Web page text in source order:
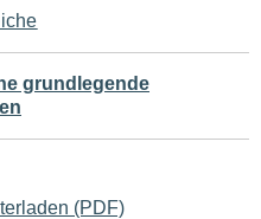
grundlegende
(PDF)